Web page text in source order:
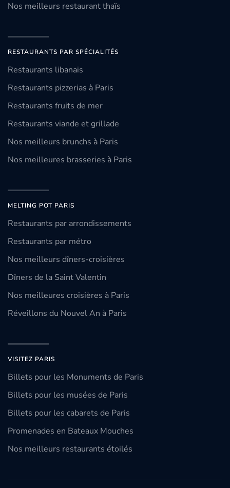
Nos meilleurs restaurant thaïs
RESTAURANTS PAR SPÉCIALITÉS
Restaurants libanais
Restaurants pizzerias à Paris
Restaurants fruits de mer
Restaurants viande et grillade
Nos meilleurs brunchs à Paris
Nos meilleures brasseries à Paris
MELTING POT PARIS
Restaurants par arrondissements
Restaurants par métro
Nos meilleurs dîners-croisières
Dîners de la Saint Valentin
Nos meilleures croisières à Paris
Réveillons du Nouvel An à Paris
VISITEZ PARIS
Billets pour les Monuments de Paris
Billets pour les musées de Paris
Billets pour les cabarets de Paris
Promenades en Bateaux Mouches
Nos meilleurs restaurants étoilés